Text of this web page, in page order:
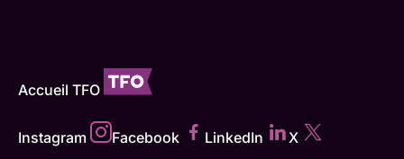
Accueil TFO
Instagram Facebook LinkedIn X